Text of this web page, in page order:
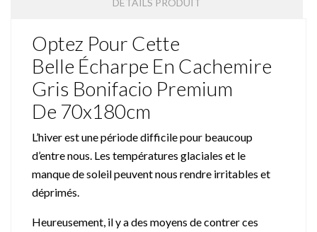
Optez Pour Cette
Belle Écharpe En Cachemire
Gris Bonifacio Premium
De 70x180cm
L’hiver est une période difficile pour beaucoup
d’entre nous. Les températures glaciales et le
manque de soleil peuvent nous rendre irritables et
déprimés.
Heureusement, il y a des moyens de contrer ces